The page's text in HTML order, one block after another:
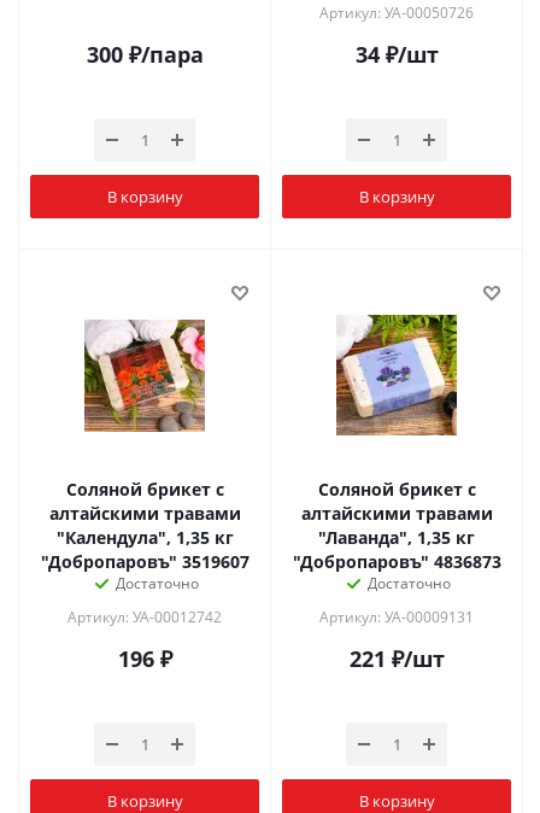
300₽/пара
В корзину
Артикул: УА-00050726
34₽/шт
В корзину
Соляной брикет с
алтайскими травами
"Календула", 1,35 кг
"Добропаровъ" 3519607
Достаточно
Артикул: УА-00012742
196₽
В корзину
Соляной брикет с
алтайскими травами
"Лаванда", 1,35 кг
"Добропаровъ" 4836873
Достаточно
Артикул: УА-00009131
221 ₽/шт
В корзину